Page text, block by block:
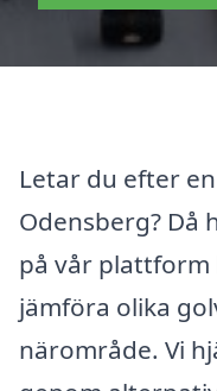
Letar du efter
Odensberg? Då
på vår plattform
jämföra olika
närområde. Vi